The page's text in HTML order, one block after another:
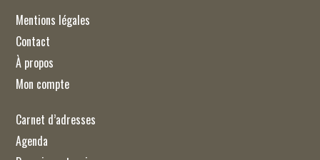
Mentions légales
Contact
À propos
Mon compte
Carnet d’adresses
Agenda